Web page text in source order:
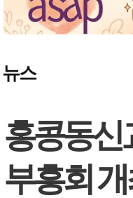
뉴스
홍콩동신
부흥회 개